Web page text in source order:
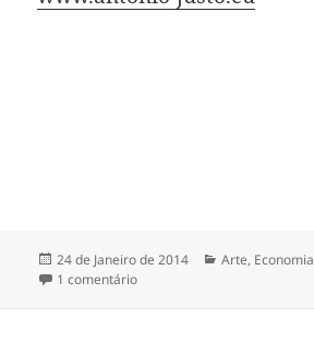
Publicado
a
24 de Janeiro de 2014 Categorias
Arte, Economia
1 comentário